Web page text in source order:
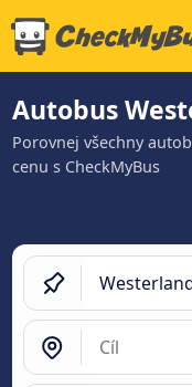
Autobus
Porovnej všechny
cenu s CheckMyBus